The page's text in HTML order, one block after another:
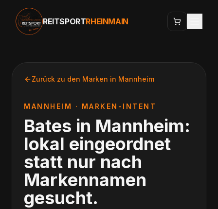
REITSPORTRHEINMAIN
Zurück zu den Marken in Mannheim
MANNHEIM · MARKEN-INTENT
Bates in Mannheim:
lokal eingeordnet
statt nur nach
Markennamen
gesucht.